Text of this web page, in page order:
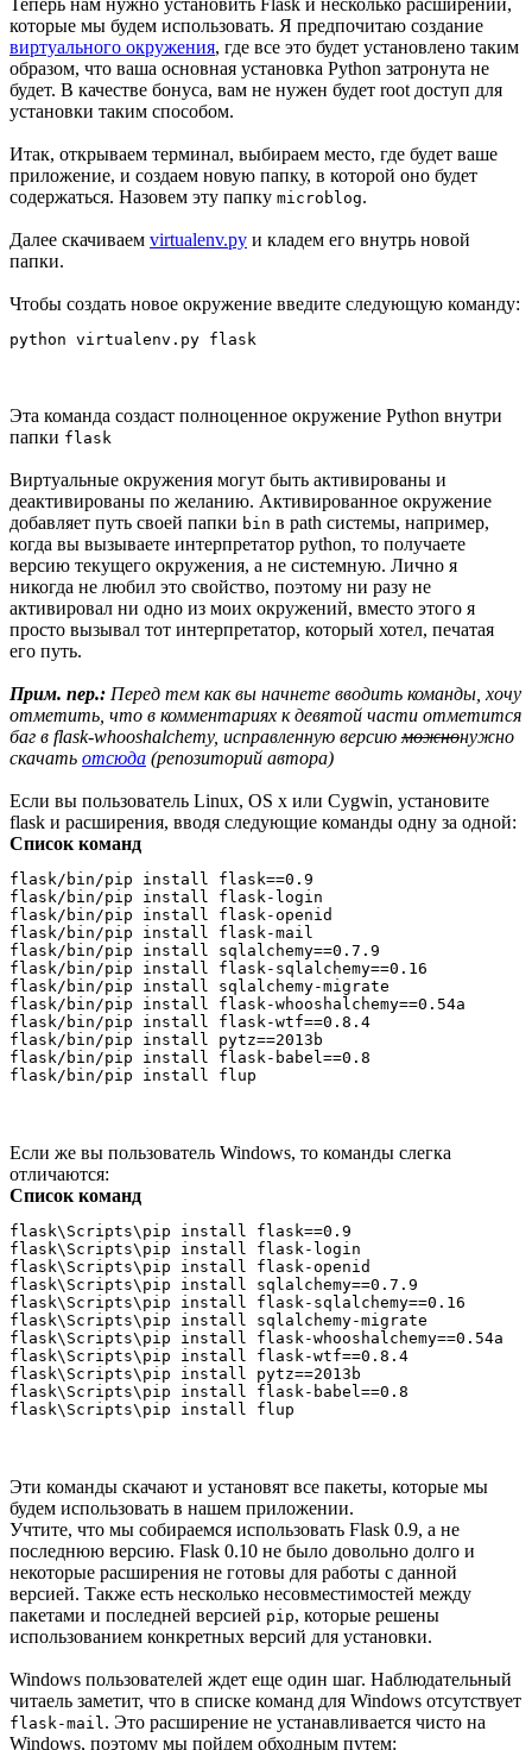
Теперь нам нужно установить Flask и несколько расширений,
которые мы будем использовать. Я предпочитаю создание
виртуального окружения, где все это будет установлено таким
образом, что ваша основная установка Python затронута не
будет. В качестве бонуса, вам не нужен будет root доступ для
установки таким способом.
Итак, открываем терминал, выбираем место, где будет ваше
приложение, и создаем новую папку, в которой оно будет
содержаться. Назовем эту папку microblog.
Далее скачиваем virtualenv.py и кладем его внутрь новой
папки.
Чтобы создать новое окружение введите следующую команду:
Эта команда создаст полноценное окружение Python внутри
папки flask
Виртуальные окружения могут быть активированы и
деактивированы по желанию. Активированное окружение
добавляет путь своей папки bin в path системы, например,
когда вы вызываете интерпретатор python, то получаете
версию текущего окружения, а не системную. Лично я
никогда не любил это свойство, поэтому ни разу не
активировал ни одно из моих окружений, вместо этого я
просто вызывал тот интерпретатор, который хотел, печатая
его путь.
Прим. пер.: Перед тем как вы начнете вводить команды, хочу
отметить, что в комментариях к девятой части отметится
баг в flask-whooshalchemy, исправленную версию можнонужно
скачать отсюда (репозиторий автора)
Если вы пользователь Linux, OS x или Cygwin, установите
flask и расширения, вводя следующие команды одну за одной:
Список команд
flask/bin/pip install flask==0.9
flask/bin/pip install flask-login
flask/bin/pip install flask-openid
flask/bin/pip install flask-mail
flask/bin/pip install sqlalchemy==0.7.9
flask/bin/pip install flask-sqlalchemy==0.16
flask/bin/pip install sqlalchemy-migrate
flask/bin/pip install flask-whooshalchemy==0.54a
flask/bin/pip install flask-wtf==0.8.4
flask/bin/pip install pytz==2013b
flask/bin/pip install flask-babel==0.8
Если же вы пользователь Windows, то команды слегка
отличаются:
Список команд
flask\Scripts\pip install flask==0.9
flask\Scripts\pip install flask-login
flask\Scripts\pip install flask-openid
flask\Scripts\pip install sqlalchemy==0.7.9
flask\Scripts\pip install flask-sqlalchemy==0.16
flask\Scripts\pip install sqlalchemy-migrate
flask\Scripts\pip install flask-whooshalchemy==0.54a
flask\Scripts\pip install flask-wtf==0.8.4
flask\Scripts\pip install pytz==2013b
flask\Scripts\pip install flask-babel==0.8
Эти команды скачают и установят все пакеты, которые мы
будем использовать в нашем приложении.
Учтите, что мы собираемся использовать Flask 0.9, а не
последнюю версию. Flask 0.10 не было довольно долго и
некоторые расширения не готовы для работы с данной
версией. Также есть несколько несовместимостей между
пакетами и последней версией pip, которые решены
использованием конкретных версий для установки.
Windows пользователей ждет еще один шаг. Наблюдательный
читаель заметит, что в списке команд для Windows отсутствует
flask-mail . Это расширение не устанавливается чисто на
Windows, поэтому мы пойдем обходным путем: